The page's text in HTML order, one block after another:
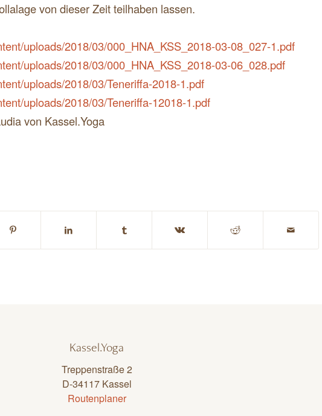
von dieser Zeit teilhaben lassen.
uploads/2018/03/000_HNA_KSS_2018-03-08_027-1.pdf
uploads/2018/03/000_HNA_KSS_2018-03-06_028.pdf
uploads/2018/03/Teneriffa-2018-1.pdf
uploads/2018/03/Teneriffa-12018-1.pdf
von Kassel.Yoga
Kassel.Yoga
Treppenstraße 2
D-34117 Kassel
Routenplaner